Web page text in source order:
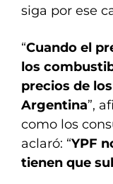
siga por ese
“Cuando el
los
precios de
Argentina”,
como los
aclaró: “YPF
tienen que